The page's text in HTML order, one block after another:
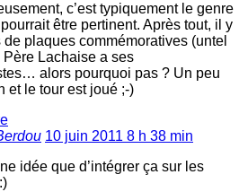
c’est typiquement le genre
être pertinent. Après tout, il y
plaques commémoratives (untel
Père Lachaise a ses
alors pourquoi pas ? Un peu
et le tour est joué ;-)
10 juin 2011 8 h 38 min
idée que d’intégrer ça sur les